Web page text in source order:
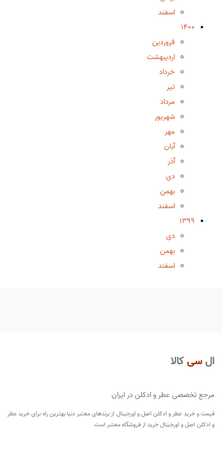
اسفند
1400
فروردین
اردیبهشت
خرداد
تیر
مرداد
شهریور
مهر
آبان
آذر
دی
بهمن
اسفند
1399
دی
بهمن
اسفند
ال سی کالا
مرجع تخصصی عطر و ادکلن در ایران
قیمت و خرید عطر و ادکلن اصل و اورجینال از برندهای معتبر دنیا بهترین راه برای خرید عطر
و ادکلن اصل و اورجینال خرید از فروشگاه معتبر است